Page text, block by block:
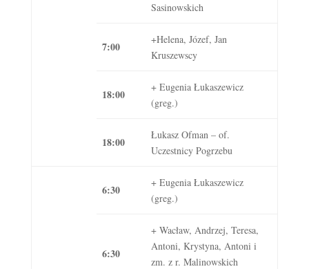
Sasinowskich
7:00
+Helena, Józef, Jan
Kruszewscy
18:00
+ Eugenia Łukaszewicz
(greg.)
18:00
Łukasz Ofman – of.
Uczestnicy Pogrzebu
6:30
+ Eugenia Łukaszewicz
(greg.)
6:30
+ Wacław, Andrzej, Teresa,
Antoni, Krystyna, Antoni i
zm. z r. Malinowskich